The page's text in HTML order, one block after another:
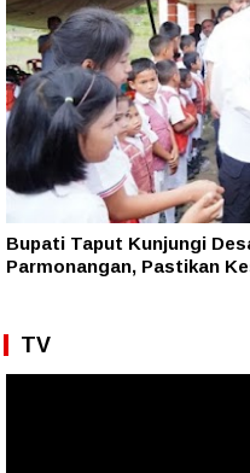
Bupati Taput Kunjungi
Parmonangan, Pastikan
TV